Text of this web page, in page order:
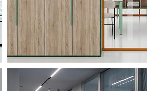
مشــــــاهده